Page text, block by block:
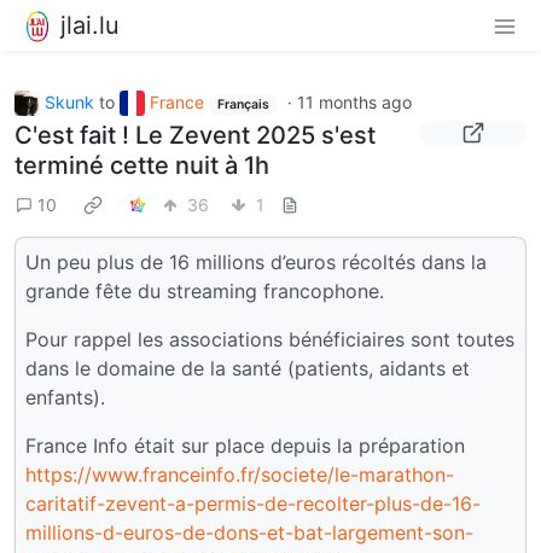
jlai.lu
Skunk to France Français · 11 months ago
C'est fait ! Le Zevent 2025 s'est
terminé cette nuit à 1h
10 36 1
Un peu plus de 16 millions d’euros récoltés dans la
grande fête du streaming francophone.
Pour rappel les associations bénéficiaires sont toutes
dans le domaine de la santé (patients, aidants et
enfants).
France Info était sur place depuis la préparation
https://www.franceinfo.fr/societe/le-marathon-
caritatif-zevent-a-permis-de-recolter-plus-de-16-
millions-d-euros-de-dons-et-bat-largement-son-